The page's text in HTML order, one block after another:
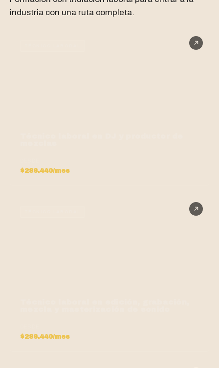
industria con una ruta completa.
$286.440/mes
$286.440/mes